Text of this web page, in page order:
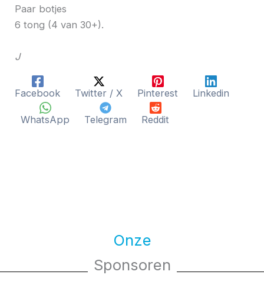
Paar botjes
6 tong (4 van 30+).
J
Facebook Twitter / X Pinterest Linkedin
WhatsApp Telegram Reddit
Onze
Sponsoren